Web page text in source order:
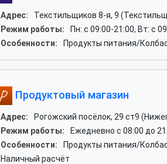
Адрес:
Текстильщиков 8-я, 9
Режим работы:
Пн: c 09:00-21:00, Вт: c
Особенности:
Продукты питания/
Продуктовый магазин
Адрес:
Рогожский посёлок, 29 ст9
Режим работы:
Ежедневно с 08:00 до
Особенности:
Продукты питания/
Наличный расчёт